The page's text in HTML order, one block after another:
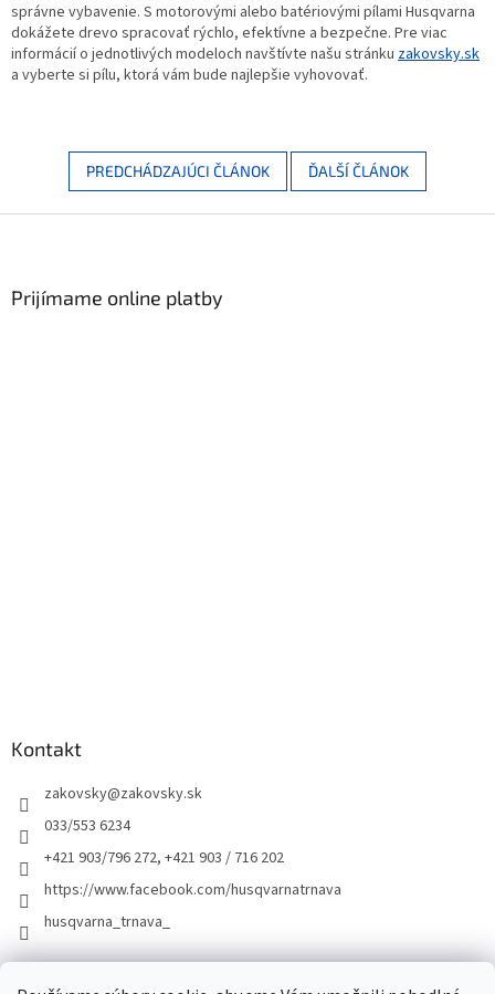
správne vybavenie. S motorovými alebo batériovými pílami Husqvarna
dokážete drevo spracovať rýchlo, efektívne a bezpečne. Pre viac
informácií o jednotlivých modeloch navštívte našu stránku zakovsky.sk
a vyberte si pílu, ktorá vám bude najlepšie vyhovovať.
PREDCHÁDZAJÚCI ČLÁNOK ĎALŠÍ ČLÁNOK
Prijímame online platby
Kontakt
zakovsky@zakovsky.sk
033/553 6234
+421 903/796 272, +421 903 / 716 202
https://www.facebook.com/husqvarnatrnava
husqvarna_trnava_